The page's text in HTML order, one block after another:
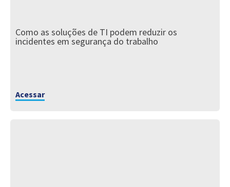
Como as soluções de TI podem reduzir os
incidentes em segurança do trabalho
Acessar